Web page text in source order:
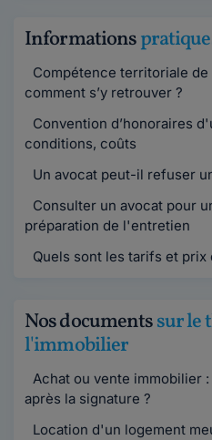
Informations
Compétence territoriale de
comment s’y retrouver ?
Convention d’honoraires
conditions, coûts
Un avocat peut-il refuser
Consulter un avocat pour
préparation de l'entretien
Quels sont les tarifs et prix
Nos documentssur le
l'immobilier
Achat ou vente immobilier
après la signature ?
Location d'un logement